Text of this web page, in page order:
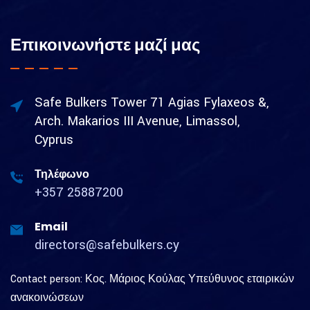
Επικοινωνήστε μαζί μας
Safe Bulkers Tower 71 Agias Fylaxeos &,
Arch. Makarios III Avenue, Limassol,
Cyprus
Τηλέφωνο
+357 25887200
Email
directors@safebulkers.cy
Contact person: Κος. Μάριος Κούλας Υπεύθυνος εταιρικών
ανακοινώσεων